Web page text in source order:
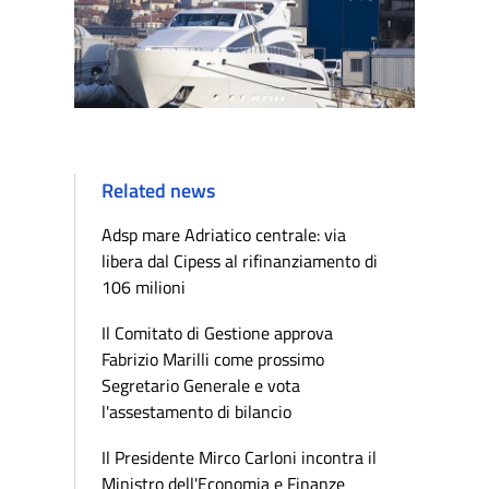
Related news
Adsp mare Adriatico centrale: via
libera dal Cipess al rifinanziamento di
106 milioni
Il Comitato di Gestione approva
Fabrizio Marilli come prossimo
Segretario Generale e vota
l'assestamento di bilancio
Il Presidente Mirco Carloni incontra il
Ministro dell'Economia e Finanze